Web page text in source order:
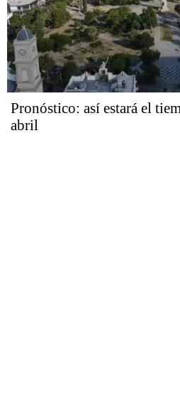
Pronóstico: así estará el
abril